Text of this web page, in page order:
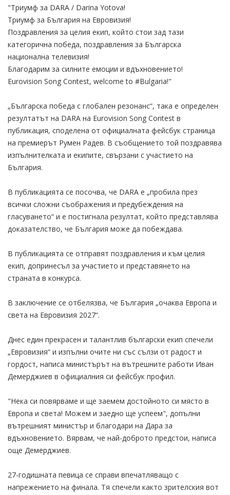
"Триумф за DARA / Darina Yotova!
Триумф за България на Евровизия!
Поздравления за целия екип, който стои зад тази
категорична победа, поздравления за Българска
национална телевизия!
Благодарим за силните емоции и вдъхновението!
Eurovision Song Contest, welcome to #Bulgaria!"
„Българска победа с глобален резонанс“, така е определен
резултатът на DARA на Eurovision Song Contest в
публикация, споделена от официалната фейсбук страница
на премиерът Румен Радев. В съобщението той поздравява
изпълнителката и екипите, свързани с участието на
България.
В публикацията се посочва, че DARA е „пробила през
всички сложни съображения и предубеждения на
гласуването“ и е постигнала резултат, който представлява
доказателство, че България може да побеждава.
В публикацията се отправят поздравления и към целия
екип, допринесъл за участието и представянето на
страната в конкурса.
В заключение се отбелязва, че България „очаква Европа и
света на Евровизия 2027“.
Днес един прекрасен и талантлив български екип спечели
„Евровизия“ и изпълни очите ни със сълзи от радост и
гордост, написа министърът на вътрешните работи Иван
Демерджиев в официалния си фейсбук профил.
"Нека си повярваме и ще заемем достойното си място в
Европа и света! Можем и заедно ще успеем", допълни
вътрешният министър и благодари на Дара за
вдъхновението. Вярвам, че най-доброто предстои, написа
още Демерджиев.
27-годишната певица се справи впечатляващо с
напрежението на финала. Тя спечели както зрителския вот